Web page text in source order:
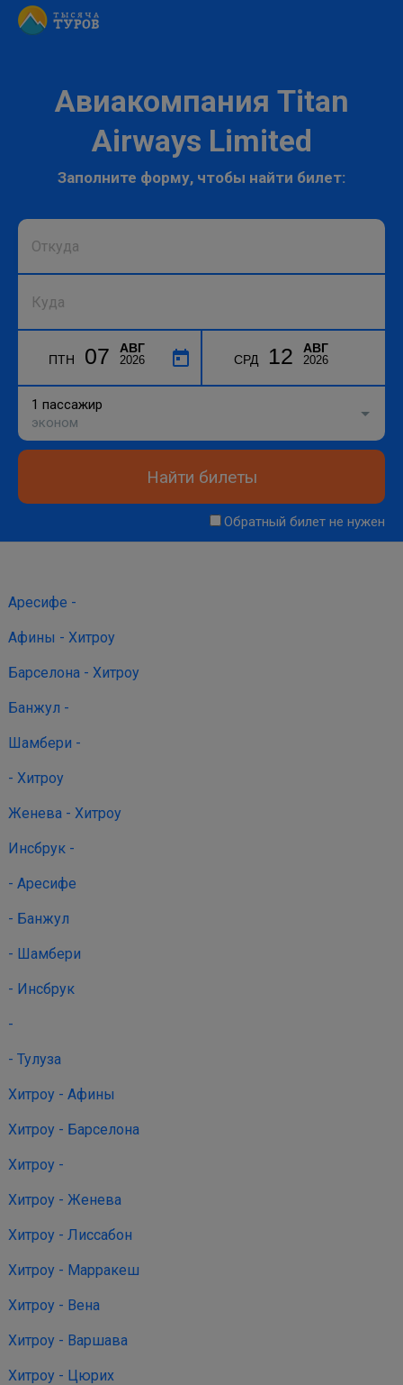
Авиакомпания Titan
Airways Limited
Заполните форму, чтобы найти билет:
ПТН 07 АВГ
2026 СРД 12 АВГ
2026
1 пассажир
эконом
Найти билеты
Обратный билет не нужен
Аресифе -
Афины - Хитроу
Барселона - Хитроу
Банжул -
Шамбери -
- Хитроу
Женева - Хитроу
Инсбрук -
- Аресифе
- Банжул
- Шамбери
- Инсбрук
-
- Тулуза
Хитроу - Афины
Хитроу - Барселона
Хитроу -
Хитроу - Женева
Хитроу - Лиссабон
Хитроу - Марракеш
Хитроу - Вена
Хитроу - Варшава
Хитроу - Цюрих